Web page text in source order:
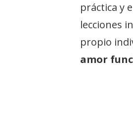
práctica y
lecciones
propio
amor